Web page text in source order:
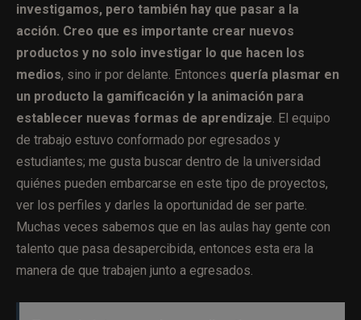
investigamos, pero también hay que pasar a la
acción. Creo que es importante crear nuevos
productos y no solo investigar lo que hacen los
medios, sino ir por delante. Entonces quería plasmar en
un producto la gamificación y la animación para
establecer nuevas formas de aprendizaje . El equipo
de trabajo estuvo conformado por egresados y
estudiantes; me gusta buscar dentro de la universidad
quiénes pueden embarcarse en este tipo de proyectos,
ver los perfiles y darles la oportunidad de ser parte.
Muchas veces sabemos que en las aulas hay gente con
talento que pasa desapercibida, entonces esta era la
manera de que trabajen junto a egresados.